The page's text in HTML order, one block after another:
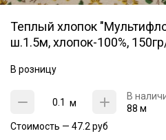
Теплый хлопок
ш.1.5м, хлопок-100%,
В розницу
м
В
88 м
Стоимость — 47.2 руб